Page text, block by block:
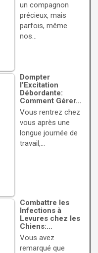
un compagnon
précieux, mais
parfois, même
nos…
Dompter
l’Excitation
Débordante:
Comment Gérer…
Vous rentrez chez
vous après une
longue journée de
travail,…
Combattre les
Infections à
Levures chez les
Chiens:…
Vous avez
remarqué que